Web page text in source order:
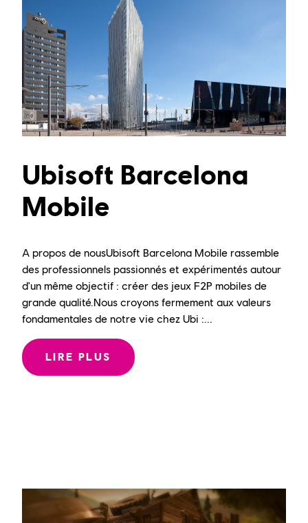
Ubisoft Barcelona
Mobile
A propos de nousUbisoft Barcelona Mobile rassemble
des professionnels passionnés et expérimentés autour
d'un même objectif : créer des jeux F2P mobiles de
grande qualité.Nous croyons fermement aux valeurs
fondamentales de notre vie chez Ubi :...
LIRE PLUS